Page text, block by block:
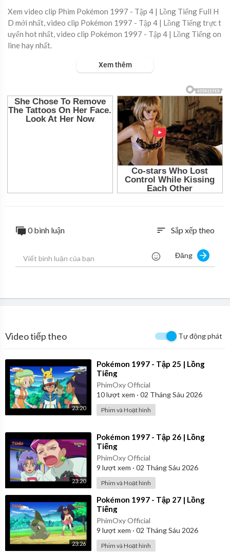
Xem video clip Phim Pokémon 1997 - Tập 4 | Lồng Tiếng Full H
D mới nhất, video clip Pokémon 1997 - Tập 4 | Lồng Tiếng trực t
uyến hot nhất, video clip Pokémon 1997 - Tập 4 | Lồng Tiếng on
line hay nhất.
▶ Xem danh sách phát Full tập tại đây:
Xem thêm
0 bình luận sort Sắp xếp theo
Đăng
Video tiếp theo Tự động phát
23:20
⁣Pokémon 1997 - Tập 25 | Lồng
Tiếng
PhimOxy Official
10lượt xem · 02 Tháng Sáu 2026
Phim và Hoạt hình
23:20
⁣Pokémon 1997 - Tập 26 | Lồng
Tiếng
PhimOxy Official
9 lượt xem · 02 Tháng Sáu 2026
Phim và Hoạt hình
23:26
⁣Pokémon 1997 - Tập 27 | Lồng
Tiếng
PhimOxy Official
9 lượt xem · 02 Tháng Sáu 2026
Phim và Hoạt hình